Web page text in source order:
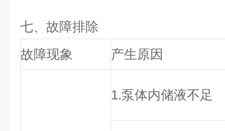
七、 故障排除
故障现象
产生原因
1.泵体内储液不足